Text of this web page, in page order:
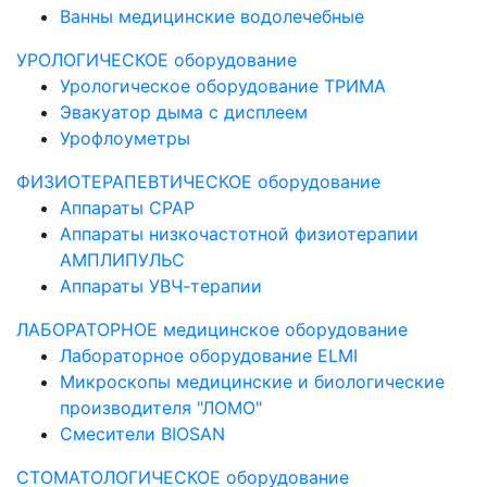
Ванны медицинские водолечебные
УРОЛОГИЧЕСКОЕ оборудование
Урологическое оборудование ТРИМА
Эвакуатор дыма с дисплеем
Урофлоуметры
ФИЗИОТЕРАПЕВТИЧЕСКОЕ оборудование
Аппараты CPAP
Аппараты низкочастотной физиотерапии
АМПЛИПУЛЬС
Аппараты УВЧ-терапии
ЛАБОРАТОРНОЕ медицинское оборудование
Лабораторное оборудование ELMI
Микроскопы медицинские и биологические
производителя "ЛОМО"
Смесители BIOSAN
СТОМАТОЛОГИЧЕСКОЕ оборудование